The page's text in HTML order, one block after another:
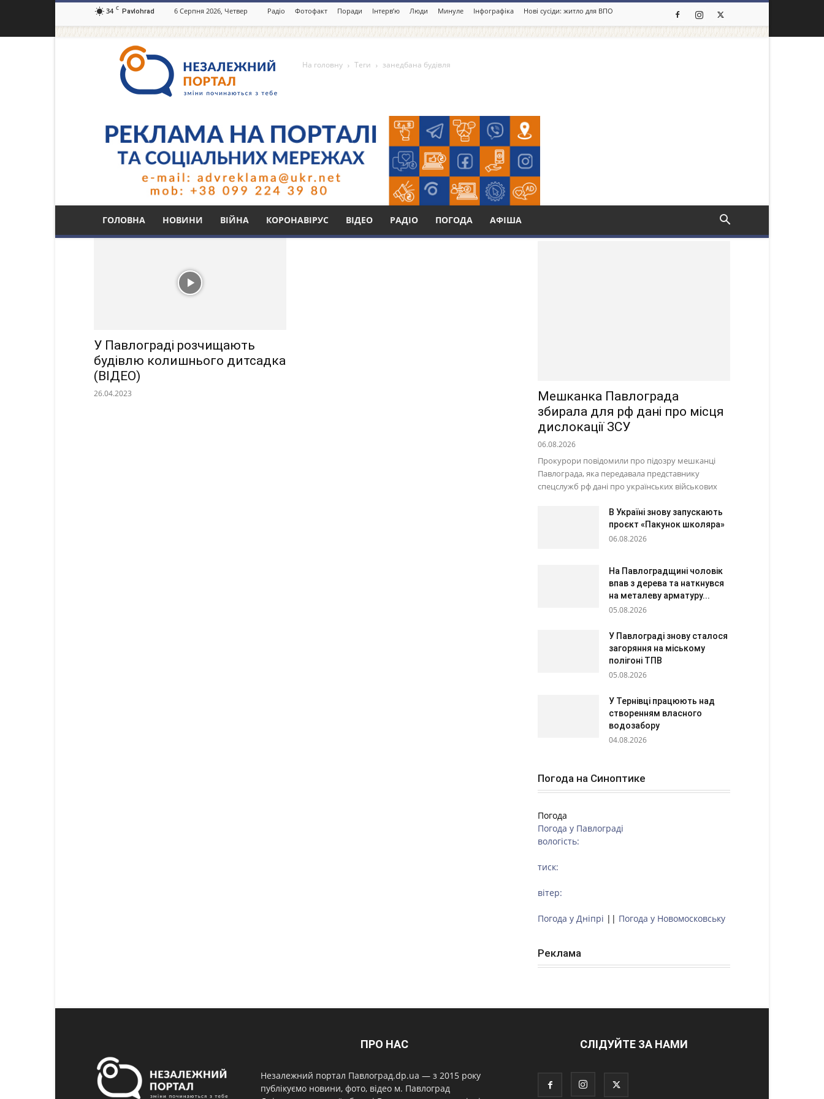
34 C Pavlohrad 6 Серпня 2026, Четвер Радіо Фотофакт Поради Інтерв’ю Люди Минуле Інфографіка Нові сусіди: житло для ВПО
портал
Павлоград.dp.ua
ГОЛОВНА НОВИНИ ВІЙНА КОРОНАВІРУС ВІДЕО РАДІО ПОГОДА АФІША
На головну Теги занедбана будівля
Тег: занедбана будівля
У Павлограді розчищають
будівлю колишнього дитсадка
(ВІДЕО)
26.04.2023
Мешканка Павлограда
збирала для рф дані про місця
дислокації ЗСУ
06.08.2026
Прокурори повідомили про підозру мешканці
Павлограда, яка передавала представнику
спецслужб рф дані про українських військових
В Україні знову запускають
проєкт «Пакунок школяра»
06.08.2026
На Павлоградщині чоловік
впав з дерева та наткнувся
на металеву арматуру...
05.08.2026
У Павлограді знову сталося
загоряння на міському
полігоні ТПВ
05.08.2026
У Тернівці працюють над
створенням власного
водозабору
04.08.2026
Погода на Синоптике
Погода
Погода у Павлограді
вологість:
тиск:
вітер:
Погода у Дніпрі || Погода у Новомосковську
Реклама
ПРО НАС
Незалежний портал Павлоград.dp.ua — з 2015 року
публікуємо новини, фото, відео м. Павлоград
СЛІДУЙТЕ ЗА НАМИ